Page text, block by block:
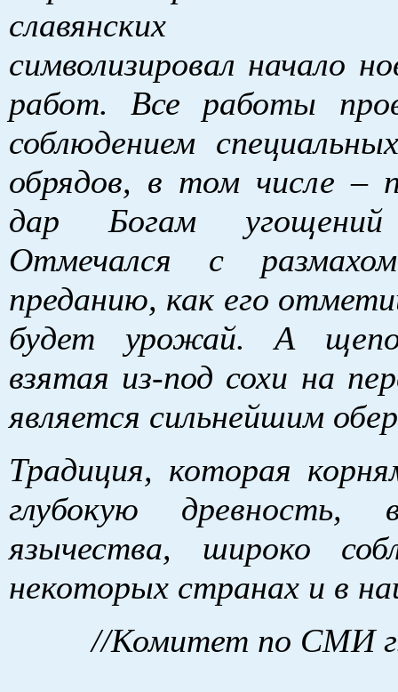
славянских
символизировал начало
работ. Все работы
соблюдением
обрядов, в том числе –
дар Богам
Отмечался с
преданию, как его
будет урожай. А
взятая из-под сохи на
является сильнейшим
Традиция, которая
глубокую древность,
язычества, широко
некоторых странах и в
//Комитет по СМИ г.